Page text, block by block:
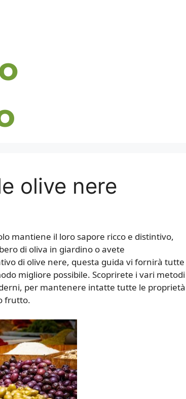
olive nere
mantiene il loro sapore ricco e distintivo,
di oliva in giardino o avete
di olive nere, questa guida vi fornirà tutte
migliore possibile. Scoprirete i vari metodi
per mantenere intatte tutte le proprietà
frutto.